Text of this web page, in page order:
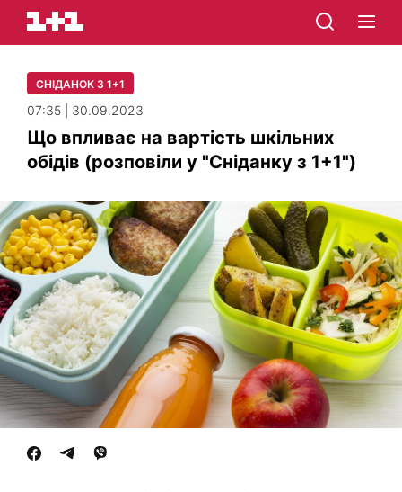
СНІДАНОК З 1+1
07:35 | 30.09.2023
Що впливає на вартість шкільних
обідів (розповіли у "Сніданку з 1+1")